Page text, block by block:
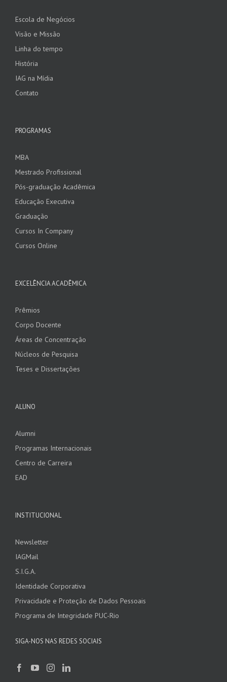
Escola de Negócios
Visão e Missão
Linha do tempo
História
IAG na Mídia
Contato
PROGRAMAS
MBA
Mestrado Profissional
Pós-graduação Acadêmica
Educação Executiva
Graduação
Cursos In Company
Cursos Online
EXCELÊNCIA ACADÊMICA
Prêmios
Corpo Docente
Áreas de Concentração
Núcleos de Pesquisa
Teses e Dissertações
ALUNO
Alumni
Programas Internacionais
Centro de Carreira
EAD
INSTITUCIONAL
Newsletter
IAGMail
S.I.G.A.
Identidade Corporativa
Privacidade e Proteção de Dados Pessoais
Programa de Integridade PUC-Rio
SIGA-NOS NAS REDES SOCIAIS